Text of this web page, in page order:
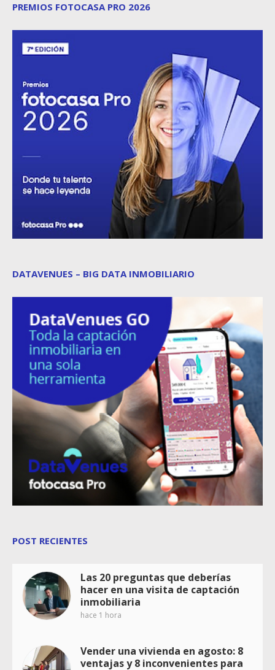
PREMIOS FOTOCASA PRO 2026
DATAVENUES – BIG DATA INMOBILIARIO
POST RECIENTES
Las 20 preguntas que deberías
hacer en una visita de captación
inmobiliaria
hace 1 hora
Vender una vivienda en agosto: 8
ventajas y 8 inconvenientes para